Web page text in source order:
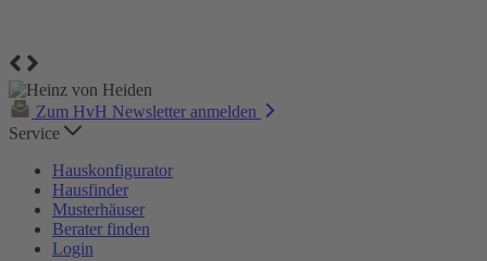
Zum HvH Newsletter anmelden
Service
Hauskonfigurator
Hausfinder
Musterhäuser
Berater finden
Login